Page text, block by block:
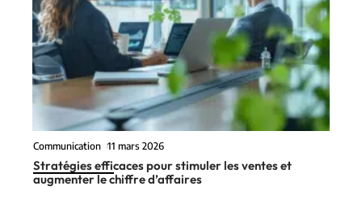
Communication 11 mars 2026
Stratégies efficaces pour stimuler les ventes et
augmenter le chiffre d’affaires